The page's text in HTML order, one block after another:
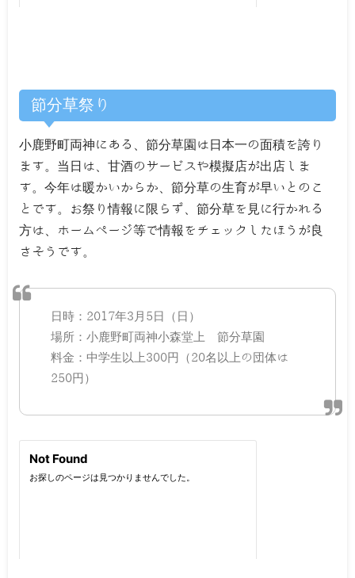
節分草祭り
小鹿野町両神にある、節分草園は日本一の面積を誇り
ます。当日は、甘酒のサービスや模擬店が出店しま
す。今年は暖かいからか、節分草の生育が早いとのこ
とです。お祭り情報に限らず、節分草を見に行かれる
方は、ホームページ等で情報をチェックしたほうが良
さそうです。
日時：2017年3月5日（日）
場所：小鹿野町両神小森堂上 節分草園
料金：中学生以上300円（20名以上の団体は
250円）